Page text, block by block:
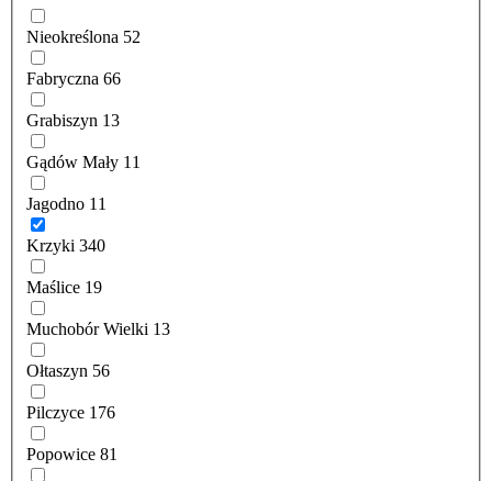
Nieokreślona 52
Fabryczna 66
Grabiszyn 13
Gądów Mały 11
Jagodno 11
Krzyki 340
Maślice 19
Muchobór Wielki 13
Ołtaszyn 56
Pilczyce 176
Popowice 81